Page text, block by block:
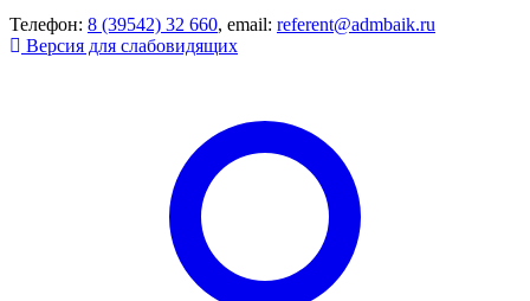
Телефон: 8 (39542) 32 660, email: referent@admbaik.ru
Версия для слабовидящих